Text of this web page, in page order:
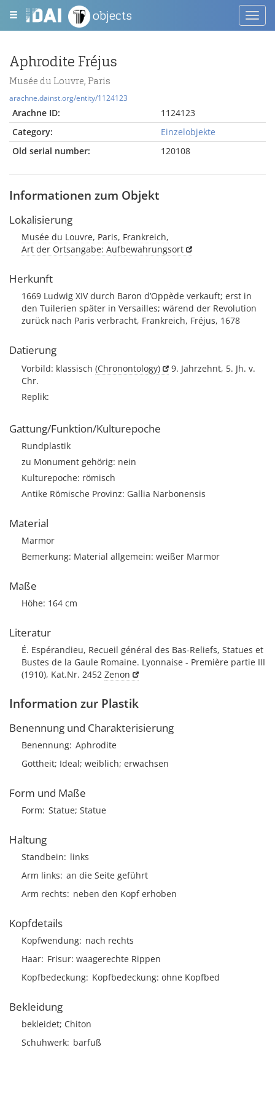
objects
Aphrodite Fréjus
Musée du Louvre, Paris
arachne.dainst.org/entity/1124123
Arachne ID:
1124123
Category:
Einzelobjekte
Old serial number:
120108
Informationen zum Objekt
Lokalisierung
Musée du Louvre, Paris, Frankreich,
Art der Ortsangabe: Aufbewahrungsort
Herkunft
1669 Ludwig XIV durch Baron d’Oppède verkauft; erst in
den Tuilerien später in Versailles; wärend der Revolution
zurück nach Paris verbracht, Frankreich, Fréjus, 1678
Datierung
Vorbild: klassisch (Chronontology)
9. Jahrzehnt, 5. Jh. v.
Chr.
Replik:
Gattung/Funktion/Kulturepoche
Rundplastik
zu Monument gehörig: nein
Kulturepoche: römisch
Antike Römische Provinz: Gallia Narbonensis
Material
Marmor
Bemerkung: Material allgemein: weißer Marmor
Maße
Höhe: 164 cm
Literatur
É. Espérandieu, Recueil général des Bas-Reliefs, Statues et
Bustes de la Gaule Romaine. Lyonnaise - Première partie III
(1910), Kat.Nr. 2452 Zenon
Information zur Plastik
Benennung und Charakterisierung
Benennung Aphrodite
Gottheit; Ideal; weiblich; erwachsen
Form und Maße
Form Statue; Statue
Haltung
Standbein
links
Arm links an die Seite geführt
Arm rechts
neben den Kopf erhoben
Kopfdetails
Kopfwendung nach rechts
Haar Frisur waagerechte Rippen
Kopfbedeckung Kopfbedeckung: ohne Kopfbed
Bekleidung
bekleidet; Chiton
Schuhwerk barfuß